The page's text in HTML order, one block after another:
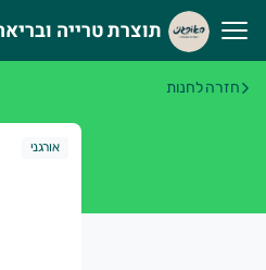
תוצרת טרייה ובריאה
האורגני מטפח מעגל חקלאים
תוצרת טרייה
חזרה לחנות
אורגני